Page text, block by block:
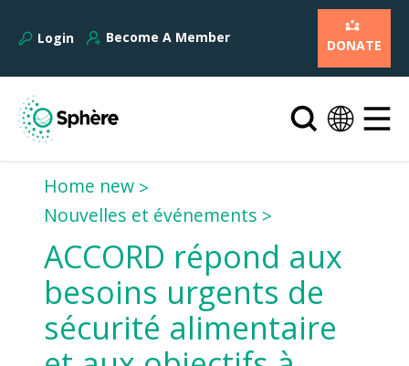
Login Become A Member DONATE
Home new
Nouvelles et événements
ACCORD répond aux
besoins urgents de
sécurité alimentaire